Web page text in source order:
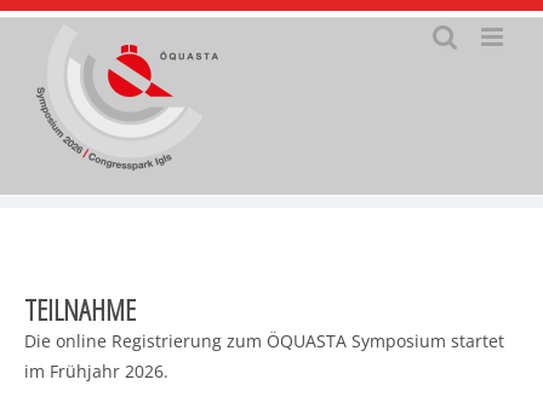
Zum
TEILNAHME
Die online Registrierung zum ÖQUASTA Symposium startet
im Frühjahr 2026.